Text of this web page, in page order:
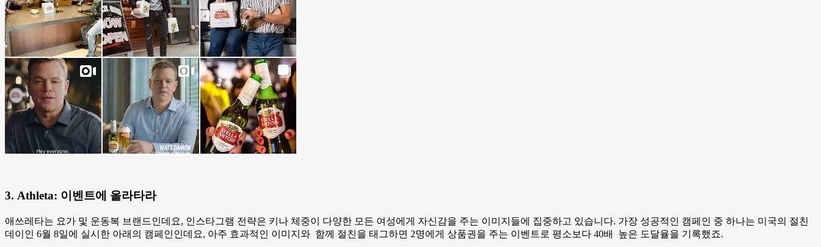
3. Athleta: 이벤트에 올라타라
애쓰레타는 요가 및 운동복 브랜드인데요, 인스타그램 전략은 키나 체중이 다양한 모든 여성에게 자신감을 주는 이미지들에 집중하고 있습니다. 가장 성공적인 캠페인 중 하나는 미국의 절친
데이인 6월 8일에 실시한 아래의 캠페인인데요, 아주 효과적인 이미지와 함께 절친을 태그하면 2명에게 상품권을 주는 이벤트로 평소보다 40배 높은 도달율을 기록했죠.